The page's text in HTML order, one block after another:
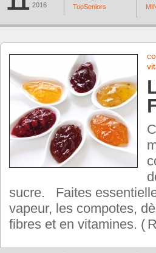
2016
TopSeniors
sucre. Faites
vapeur, les compotes,
fibres et en vitamines. (